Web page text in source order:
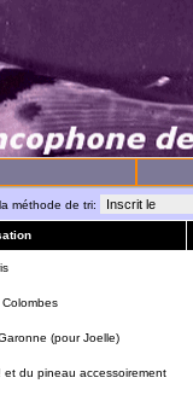
méthode de tri:
(pour Joelle)
du pineau accessoirement